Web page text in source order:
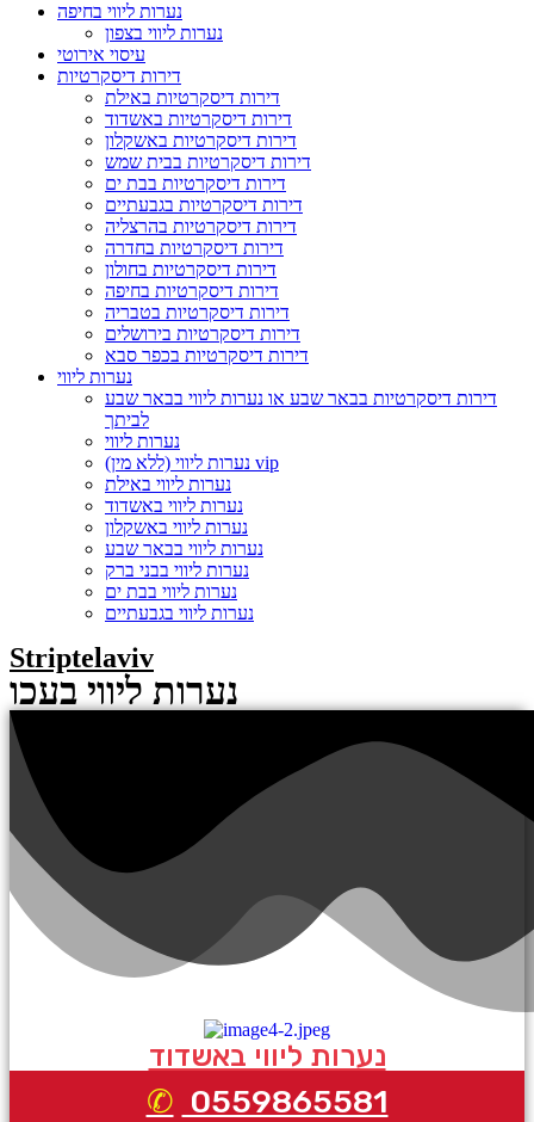
נערות ליווי בחיפה
נערות ליווי בצפון
עיסוי אירוטי
דירות דיסקרטיות
דירות דיסקרטיות באילת
דירות דיסקרטיות באשדוד
דירות דיסקרטיות באשקלון
דירות דיסקרטיות בבית שמש
דירות דיסקרטיות בבת ים
דירות דיסקרטיות בגבעתיים
דירות דיסקרטיות בהרצליה
דירות דיסקרטיות בחדרה
דירות דיסקרטיות בחולון
דירות דיסקרטיות בחיפה
דירות דיסקרטיות בטבריה
דירות דיסקרטיות בירושלים
דירות דיסקרטיות בכפר סבא
נערות ליווי
דירות דיסקרטיות בבאר שבע או נערות ליווי בבאר שבע
לביתך
נערות ליווי
נערות ליווי (ללא מין) vip
נערות ליווי באילת
נערות ליווי באשדוד
נערות ליווי באשקלון
נערות ליווי בבאר שבע
נערות ליווי בבני ברק
נערות ליווי בבת ים
נערות ליווי בגבעתיים
Striptelaviv
נערות ליווי בעכו
נערות ליווי באשדוד
0559865581